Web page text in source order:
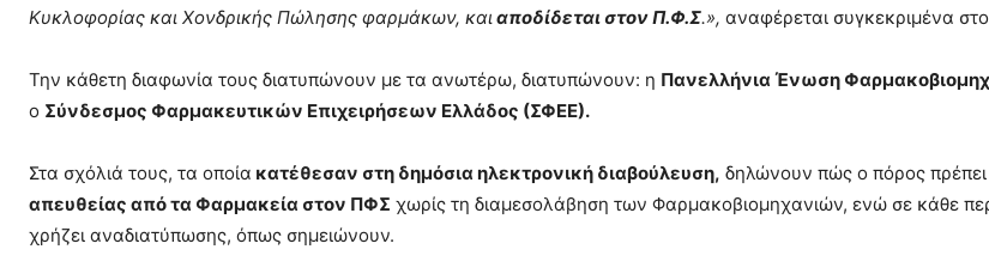
Κυκλοφορίας και Χονδρικής Πώλησης φαρμάκων, καιαποδίδεται στον Π.Φ.Σ.», αναφέρεται συγκεκριμένα
Την κάθετη διαφωνία τους διατυπώνουν με τα ανωτέρω, διατυπώνουν: η Πανελλήνια Ένωση
ο Σύνδεσμος Φαρμακευτικών Επιχειρήσεων Ελλάδος (ΣΦΕΕ).
Στα σχόλιά τους, τα οποία κατέθεσαν στη δημόσια ηλεκτρονική διαβούλευση, δηλώνουν πώς ο πόρος πρέπει
απευθείας από τα Φαρμακεία στον ΠΦΣ χωρίς τη διαμεσολάβηση των Φαρμακοβιομηχανιών, ενώ σε κάθε
χρήζει αναδιατύπωσης, όπως σημειώνουν.